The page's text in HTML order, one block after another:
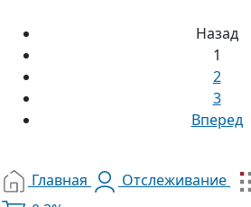
Назад
1
2
3
Вперед
Главная Отслеживание